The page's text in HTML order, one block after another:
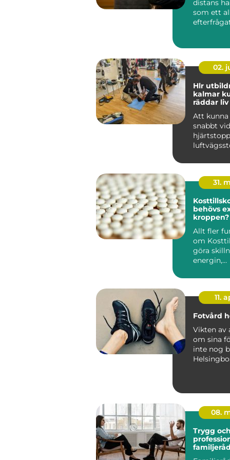
distans
som ett
02.
Hlr
kalmar kunskap som
räddar liv
Att kunna
snabbt
liv och...
31.
Kosttillskott
behövs
kroppen?
Allt fler
om
göra
energin,
det
11.
Fotvård
Vikten av
om sina
inte nog
08.
Trygg och